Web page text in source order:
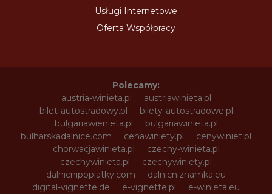
Usługi Internetowe
Oferta Współpracy
Polecamy:
austria-winieta.pl
austriawinieta.pl
bilet-autostradowy.pl
bilety-autostradowe.pl
bulgariawienieta.pl
bulgariawinieta.pl
bulharskadalnice.com
cenawiniety.pl
cenywiniet.pl
chorwacjawinieta.pl
czechy-winieta.pl
czechywinieta.pl
czechywiniety.pl
dalnicnipoplatky.com
dalnicniznamka.eu
digital-vignette.de
e-vignette.pl
e-winieta.eu